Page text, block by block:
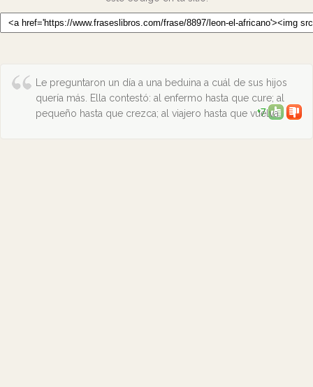
Le preguntaron un día a una beduina a cuál de sus hijos
quería más. Ella contestó: al enfermo hasta que cure; al
pequeño hasta que crezca; al viajero hasta que vuelva.
+7